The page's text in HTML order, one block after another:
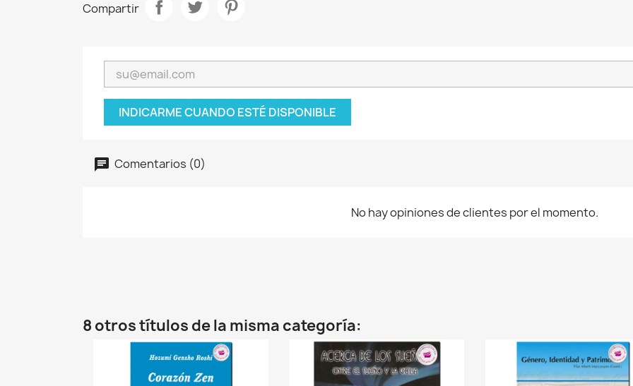
Compartir
INDICARME CUANDO ESTÉ DISPONIBLE
Comentarios (0)
No hay opiniones de clientes por el momento.
8 otros títulos de la misma categoría: